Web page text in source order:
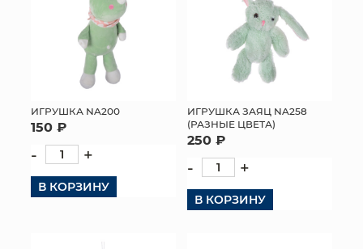
ИГРУШКА NA200
150 ₽
- +
В КОРЗИНУ
ИГРУШКА ЗАЯЦ NA258
(РАЗНЫЕ ЦВЕТА)
250 ₽
- +
В КОРЗИНУ